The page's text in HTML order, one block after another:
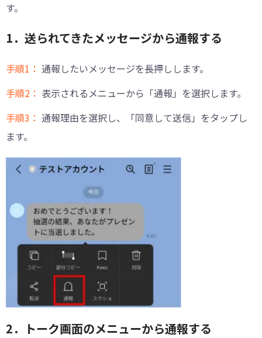
す。
1．送られてきたメッセージから通報する
手順1： 通報したいメッセージを長押しします。
手順2： 表示されるメニューから「通報」を選択します。
手順3： 通報理由を選択し、「同意して送信」をタップし
ます。
2．トーク画面のメニューから通報する